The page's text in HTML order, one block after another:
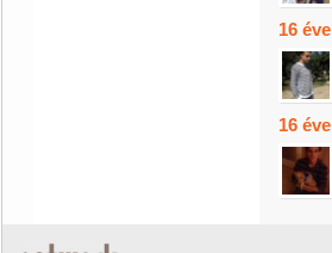
16 éve
16 éve